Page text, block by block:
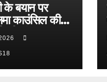
के बयान पर
काउंसिल की
मांग